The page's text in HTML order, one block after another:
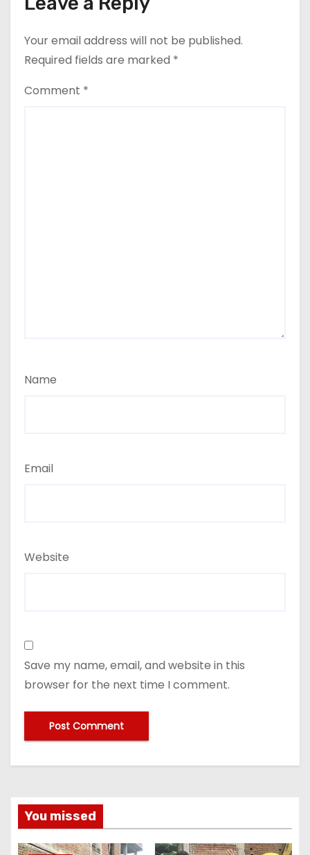
Your email address will not be published.
Required fields are marked *
Comment *
Name
Email
Website
Save my name, email, and website in this
browser for the next time I comment.
You missed